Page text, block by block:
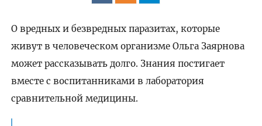
О вредных и безвредных паразитах, которые
живут в человеческом организме Ольга Заярнова
может рассказывать долго. Знания постигает
вместе с воспитанниками в лаборатория
сравнительной медицины.